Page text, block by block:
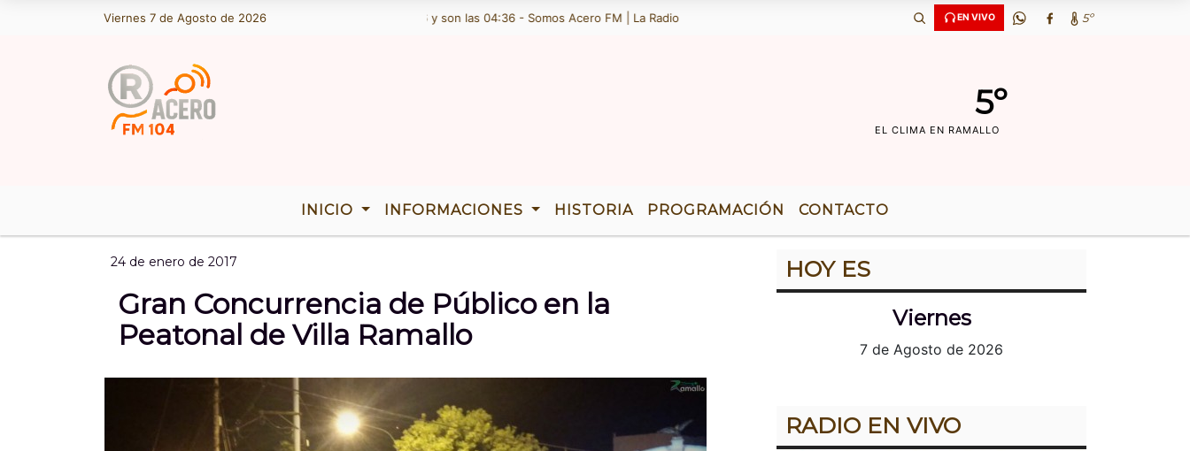
Viernes 7 de Agosto de 2026Hoy es Viernes 7 de Agosto de 2026 y son las 04:36 - Somos Acero FM | La Radio de Ramallo | TENEMOS 36 AÃ‘OS DE RADIO | EN VIVO 5º
5º
EL CLIMA EN RAMALLO
INICIO INFORMACIONES HISTORIA PROGRAMACIÓN CONTACTO
24 de enero de 2017
Gran Concurrencia de Público en la
Peatonal de Villa Ramallo
HOY ES
Viernes
7 de Agosto de 2026
RADIO EN VIVO